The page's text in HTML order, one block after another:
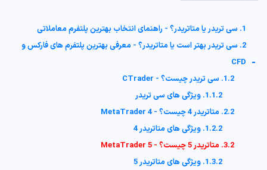
1. سی تریدر یا متاتریدر؟ - راهنمای انتخاب بهترین پلتفرم معاملاتی
2. سی تریدر بهتر است یا متاتریدر؟ - معرفی بهترین پلتفرم های فارکس و
CFD -
1.2. سی تریدر چیست؟ - CTrader
1.1.2. ویژگی های سی تریدر
2.2. متاتریدر 4 چیست؟ - MetaTrader 4
1.2.2. ویژگی های متاتریدر 4
3.2. متاتریدر 5 چیست؟ - MetaTrader 5
1.3.2. ویژگی های متاتریدر 5